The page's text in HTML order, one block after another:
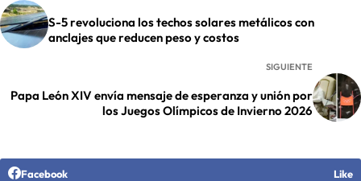
S-5 revoluciona los techos solares metálicos con
anclajes que reducen peso y costos
SIGUIENTE
Papa León XIV envía mensaje de esperanza y unión por
los Juegos Olímpicos de Invierno 2026
Facebook Like